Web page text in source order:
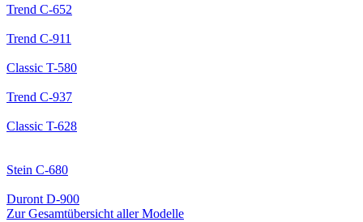
Trend C-652
Trend C-911
Classic T-580
Trend C-937
Classic T-628
Stein C-680
Duront D-900
Zur Gesamtübersicht aller Modelle